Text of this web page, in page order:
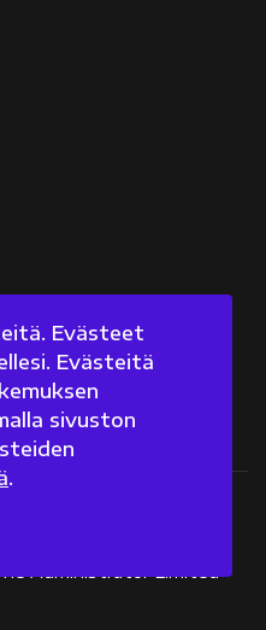
Administrator Limited
Evästeet
Evästeitä
sivuston
.